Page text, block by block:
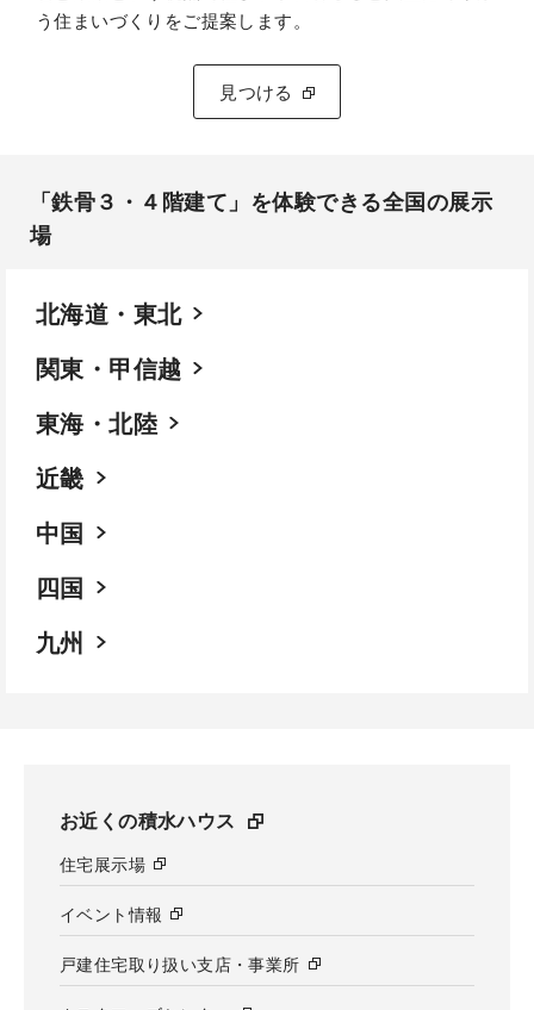
う住まいづくりをご提案します。
見つける
「鉄骨３・４階建て」を体験できる全国の展示
場​
北海道・東北
関東・甲信越
東海・北陸
近畿
中国
四国
九州
お近くの積水ハウス
住宅展示場
イベント情報
戸建住宅取り扱い支店・事業所